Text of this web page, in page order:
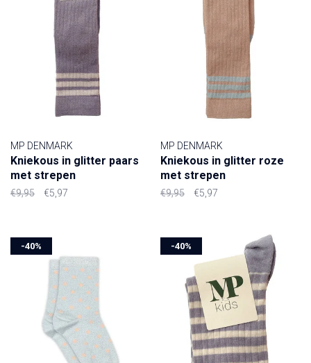
MP DENMARK
Kniekous in glitter paars
met strepen
€9,95 €5,97
MP DENMARK
Kniekous in glitter roze
met strepen
€9,95 €5,97
-40% -40%